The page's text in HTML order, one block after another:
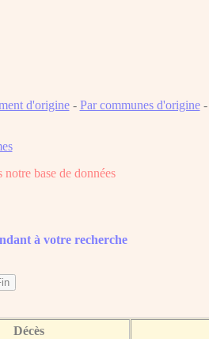
d'origine- Par communes d'origine-
base de données
à votre recherche
Décès